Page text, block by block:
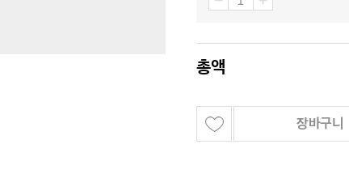
총액
장바구니